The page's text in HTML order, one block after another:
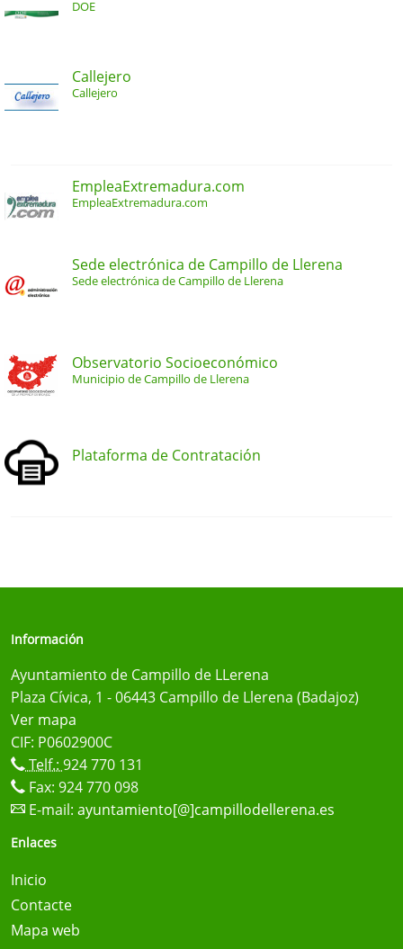
DOE
Callejero
Callejero
EmpleaExtremadura.com
EmpleaExtremadura.com
Sede electrónica de Campillo de Llerena
Sede electrónica de Campillo de Llerena
Observatorio Socioeconómico
Municipio de Campillo de Llerena
Plataforma de Contratación
Información
Ayuntamiento de Campillo de LLerena
Plaza Cívica, 1 - 06443 Campillo de Llerena (Badajoz)
Ver mapa
CIF: P0602900C
Telf.: 924 770 131
Fax: 924 770 098
E-mail: ayuntamiento[@]campillodellerena.es
Enlaces
Inicio
Contacte
Mapa web